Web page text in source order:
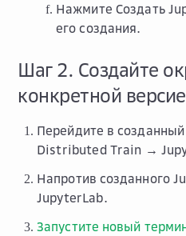
Нажмите Создать
его создания.
Шаг 2. Создайте
конкретной
Перейдите в
Distributed Train →
Напротив созданного
JupyterLab.
Запустите новый